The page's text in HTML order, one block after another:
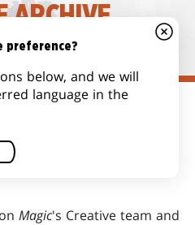
ARCHIVE
Magic's Creative team and
preference?
below, and we will
language in the